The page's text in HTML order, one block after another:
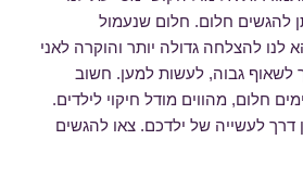
להגשים חלום. חלום שנעמול
להצלחה גדולה יותר והוקרה לאני
לשאוף גבוה, לעשות למען. חשוב
חלום, מהווים מודל חיקוי לילדים.
לעשייה של ילדכם. צאו להגשים